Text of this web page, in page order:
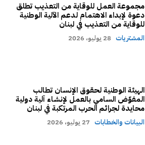
مجموعة العمل للوقاية من التعذيب تطلق
دعوة لإبداء الاهتمام لدعم الآلية الوطنية
للوقاية من التعذيب في لبنان
المشتريات 28 يوليو، 2026
الهيئة الوطنية لحقوق الإنسان تطالب
المفوّض السامي بالعمل لإنشاء آلية دولية
محايدة لجرائم الحرب المرتكبة في لبنان
البيانات والخطابات 27 يوليو، 2026